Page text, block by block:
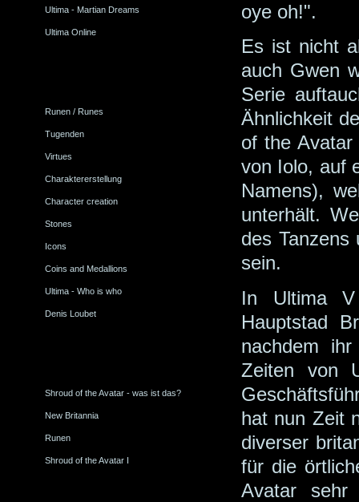
oye oh!".
Es ist nicht
auch Gwen
Serie
Ähnlichkeit
of the
von Iolo, auf
Namens),
unterhält.
des Tanzens
sein.
In Ultima
Hauptstad
nachdem
Zeiten von
hat nun Zeit
diverser
für die
Avatar
Ultima - Martian Dreams
Ultima Online
Runen / Runes
Tugenden
Virtues
Charaktererstellung
Character creation
Stones
Icons
Coins and Medallions
Ultima - Who is who
Denis Loubet
Shroud of the Avatar - was ist das?
New Britannia
Runen
Shroud of the Avatar I